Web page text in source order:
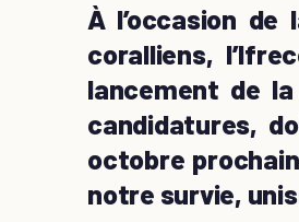
À l’occasion
coralliens,
lancement de la
candidatures,
octobre
notre survie,